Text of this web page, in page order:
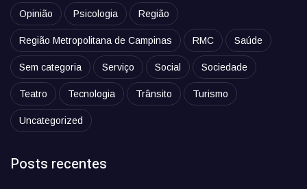
Opinião Psicologia Região
Região Metropolitana de Campinas RMC Saúde
Sem categoria Serviço Social Sociedade
Teatro Tecnologia Trânsito Turismo
Uncategorized
Posts recentes